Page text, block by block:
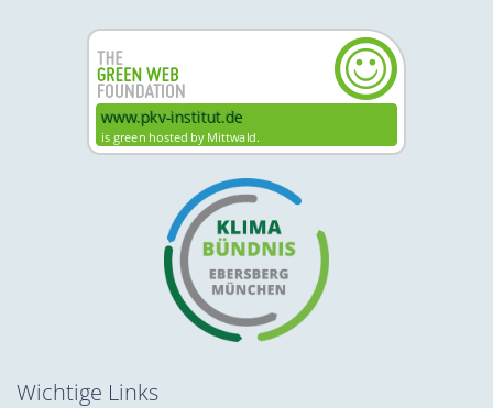
Wichtige Links